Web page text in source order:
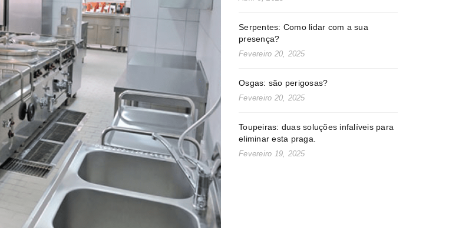
Serpentes: Como lidar com a sua
presença?
Fevereiro 20, 2025
Osgas: são perigosas?
Fevereiro 20, 2025
Toupeiras: duas soluções infalíveis para
eliminar esta praga.
Fevereiro 19, 2025